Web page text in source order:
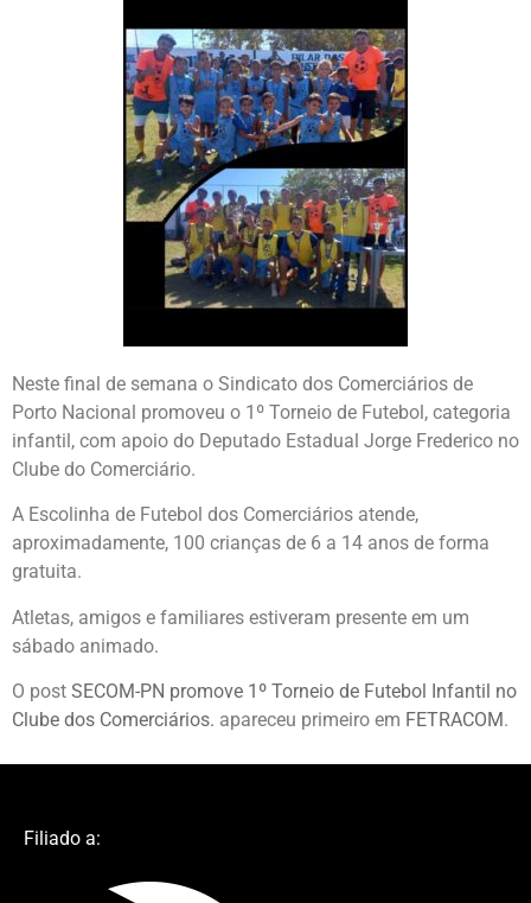
Neste final de semana o Sindicato dos Comerciários de
Porto Nacional promoveu o 1º Torneio de Futebol, categoria
infantil, com apoio do Deputado Estadual Jorge Frederico no
Clube do Comerciário.
A Escolinha de Futebol dos Comerciários atende,
aproximadamente, 100 crianças de 6 a 14 anos de forma
gratuita.
Atletas, amigos e familiares estiveram presente em um
sábado animado.
O post SECOM-PN promove 1º Torneio de Futebol Infantil no
Clube dos Comerciários. apareceu primeiro em FETRACOM.
Filiado a: